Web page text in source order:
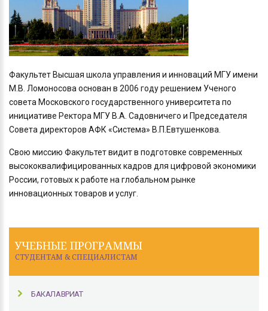
Факультет Высшая школа управления и инноваций МГУ имени
М.В. Ломоносова основан в 2006 году решением Ученого
совета Московского государственного университета по
инициативе Ректора МГУ В.А. Садовничего и Председателя
Совета директоров АФК «Система» В.П.Евтушенкова.
Свою миссию Факультет видит в подготовке современных
высококвалифицированных кадров для цифровой экономики
России, готовых к работе на глобальном рынке
инновационных товаров и услуг.
УЧЕБНЫЕ ПРОГРАММЫ
СТУДЕНТАМ & СПЕЦИАЛИСТАМ
БАКАЛАВРИАТ